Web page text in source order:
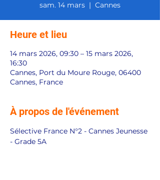
sam. 14 mars
  |
Cannes
Heure et lieu
14 mars 2026, 09:30 – 15 mars 2026,
16:30
Cannes, Port du Moure Rouge, 06400
Cannes, France
À propos de l'événement
Sélective France N°2 - Cannes Jeunesse
- Grade 5A